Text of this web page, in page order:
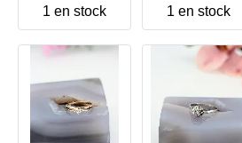
Millième (18 CT)
2,37g
1 en stock
CT) 2,57g
1 en stock